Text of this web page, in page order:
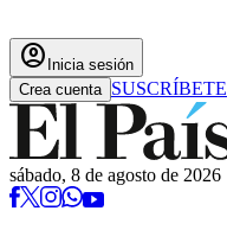
account_circle Inicia sesión
Crea cuenta SUSCRÍBETE
sábado, 8 de agosto de 2026